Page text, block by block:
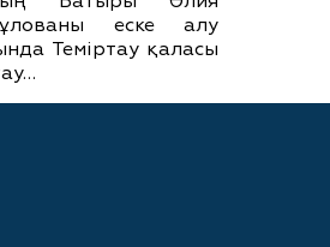
еске алу
Теміртау қаласы